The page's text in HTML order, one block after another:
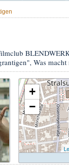
Was macht
+
−